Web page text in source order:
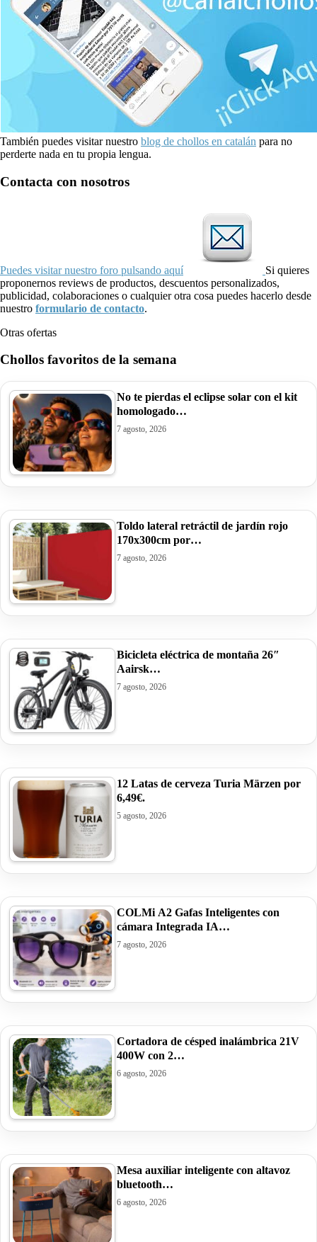
También puedes visitar nuestro blog de chollos en catalán para no
perderte nada en tu propia lengua.
Contacta con nosotros
Puedes visitar nuestro foro pulsando aquí
Si quieres
proponernos reviews de productos, descuentos personalizados,
publicidad, colaboraciones o cualquier otra cosa puedes hacerlo desde
nuestro formulario de contacto.
Otras ofertas
Chollos favoritos de la semana
No te pierdas el eclipse solar con el kit
homologado…
7 agosto, 2026
Toldo lateral retráctil de jardín rojo
170x300cm por…
7 agosto, 2026
Bicicleta eléctrica de montaña 26″
Aairsk…
7 agosto, 2026
12 Latas de cerveza Turia Märzen por
6,49€.
5 agosto, 2026
COLMi A2 Gafas Inteligentes con
cámara Integrada IA…
7 agosto, 2026
Cortadora de césped inalámbrica 21V
400W con 2…
6 agosto, 2026
Mesa auxiliar inteligente con altavoz
bluetooth…
6 agosto, 2026